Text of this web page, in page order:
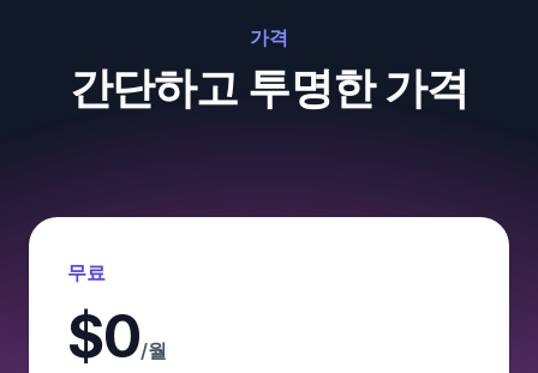
가격
간단하고 투명한 가격
무료
$0/월